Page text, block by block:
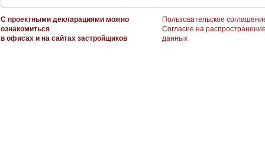
С проектными декларациями можно
ознакомиться
в офисах и на сайтах застройщиков
Пользовательское
Согласие на
данных